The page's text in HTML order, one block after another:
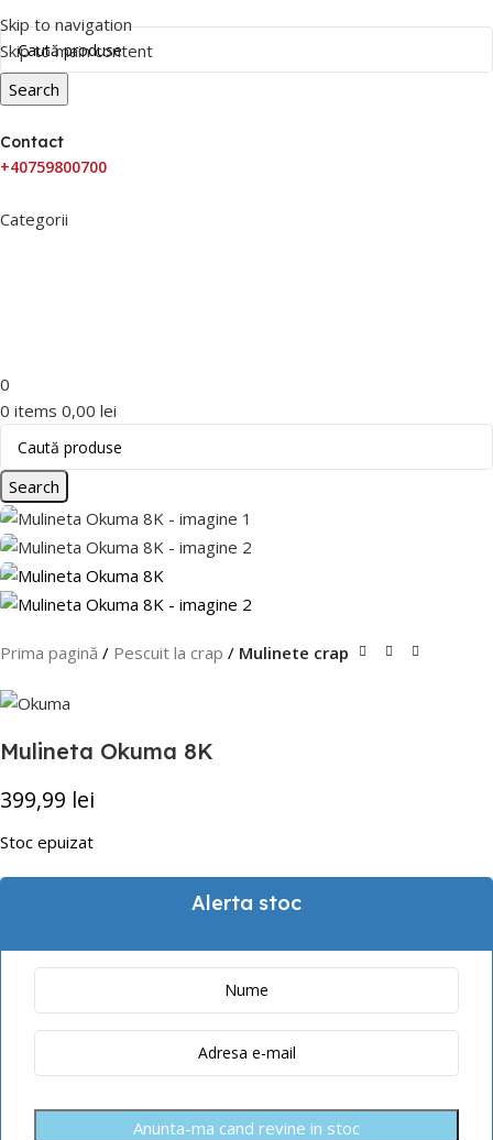
Skip to navigation
Skip to main content
Search
Contact
+40759800700
Categorii
0
0 items 0,00 lei
Search
Prima pagină Pescuit la crap Mulinete crap
Mulineta Okuma 8K
399,99 lei
Stoc epuizat
Alerta stoc
Anunta-ma cand revine in stoc